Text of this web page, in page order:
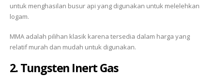
untuk menghasilan busur api yang digunakan untuk melelehkan
logam.
MMA adalah pilihan klasik karena tersedia dalam harga yang
relatif murah dan mudah untuk digunakan.
2. Tungsten Inert Gas